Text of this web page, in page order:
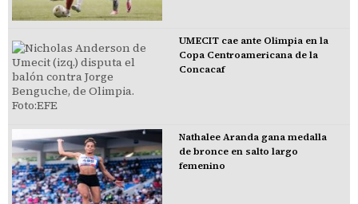
UMECIT cae ante Olimpia en la
Copa Centroamericana de la
Concacaf
Nathalee Aranda gana medalla
de bronce en salto largo
femenino